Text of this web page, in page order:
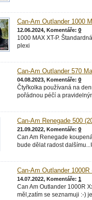
Can-Am Outlander 1000
12.06.2024, Komentáře: 0
1000 MAX XT-P.
plexi
Can-Am Outlander 570
04.08.2023, Komentáře: 0
Čtyřkolka používaná na
pořádnou péčí a
Can-Am Renegade 500
21.09.2022, Komentáře: 0
Can Am Renegade
bude dělat radost
Can-Am Outlander 1000R
14.07.2022, Komentáře: 1
Can Am Outlander 1000R
měl,zatím se seznamuji :-)